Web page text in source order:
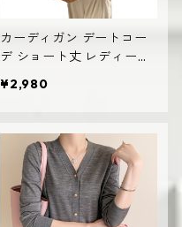
カーディガン デートコー
デ ショート丈 レディース
見え
¥2,980